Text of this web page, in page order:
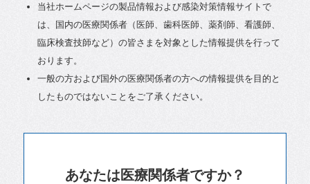
当社ホームページの製品情報および感染対策情報サイトで
は、国内の医療関係者（医師、歯科医師、薬剤師、看護師、
臨床検査技師など）の皆さまを対象とした情報提供を行って
おります。
一般の方および国外の医療関係者の方への情報提供を目的と
したものではないことをご了承ください。
あなたは医療関係者ですか？